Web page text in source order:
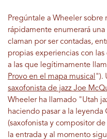
Pregúntale a Wheeler sobre
rápidamente enumerará
claman por ser contadas,
propias experiencias con
a las que legítimamente
Provo en el mapa musical ").
saxofonista de jazz Joe
Wheeler ha llamado "Utah
haciendo pasar a la leyenda
(saxofonista y compositor
la entrada y al momento